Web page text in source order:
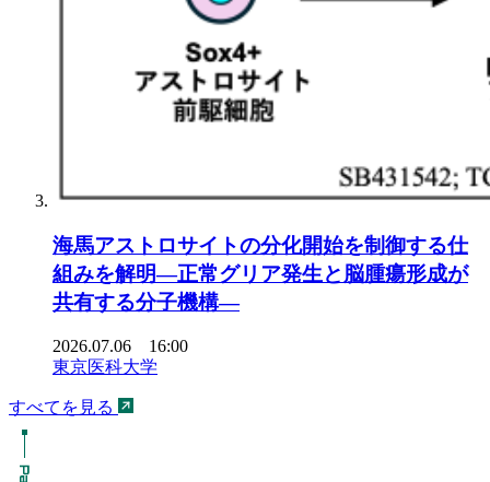
海馬アストロサイトの分化開始を制御する仕
組みを解明―正常グリア発生と脳腫瘍形成が
共有する分子機構―
2026.07.06 16:00
東京医科大学
すべてを見る